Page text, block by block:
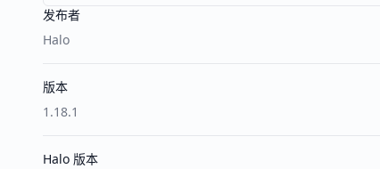
发布者
Halo
版本
1.18.1
Halo 版本